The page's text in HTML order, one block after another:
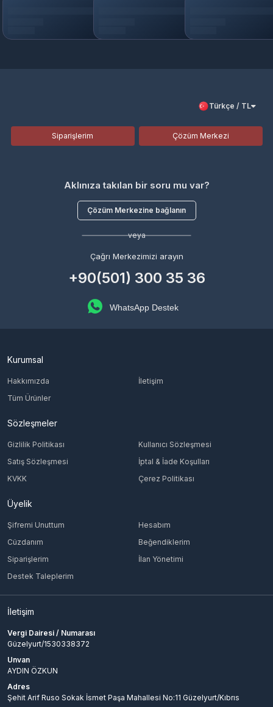
Türkçe / TL
Siparişlerim Çözüm Merkezi
Aklınıza takılan bir soru mu var?
Çözüm Merkezine bağlanın
veya
Çağrı Merkezimizi arayın
+90(501) 300 35 36
WhatsApp Destek
Kurumsal
Hakkımızda
İletişim
Tüm Ürünler
Sözleşmeler
Gizlilik Politikası
Kullanıcı Sözleşmesi
Satış Sözleşmesi
İptal & İade Koşulları
KVKK
Çerez Politikası
Üyelik
Şifremi Unuttum
Hesabım
Cüzdanım
Beğendiklerim
Siparişlerim
İlan Yönetimi
Destek Taleplerim
İletişim
Vergi Dairesi / Numarası
Güzelyurt/1530338372
Unvan
AYDIN ÖZKUN
Adres
Şehit Arif Ruso Sokak İsmet Paşa Mahallesi No:11 Güzelyurt/Kıbrıs